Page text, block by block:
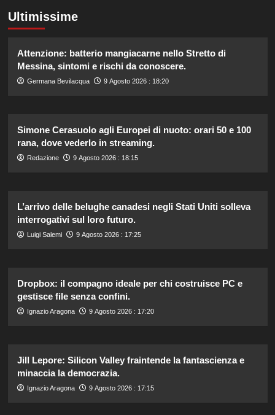
Ultimissime
Attenzione: batterio mangiacarne nello Stretto di
Messina, sintomi e rischi da conoscere.
Germana Bevilacqua 9 Agosto 2026 : 18:20
Simone Cerasuolo agli Europei di nuoto: orari 50 e 100
rana, dove vederlo in streaming.
Redazione 9 Agosto 2026 : 18:15
L’arrivo delle belughe canadesi negli Stati Uniti solleva
interrogativi sul loro futuro.
Luigi Salemi 9 Agosto 2026 : 17:25
Dropbox: il compagno ideale per chi costruisce PC e
gestisce file senza confini.
Ignazio Aragona 9 Agosto 2026 : 17:20
Jill Lepore: Silicon Valley fraintende la fantascienza e
minaccia la democrazia.
Ignazio Aragona 9 Agosto 2026 : 17:15